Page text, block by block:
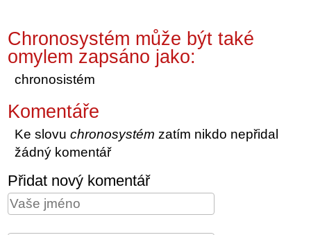
Chronosystém může být také
omylem zapsáno jako:
chronosistém
Komentáře
Ke slovuchronosystém zatím nikdo nepřidal
žádný komentář
Přidat nový komentář